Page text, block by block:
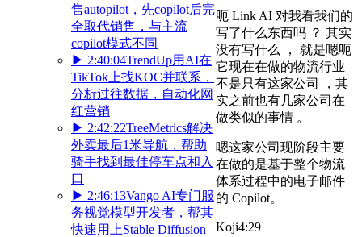
售autopilot，先copilot后完
全取代销售，与主流
copilot模式不同
▶ 2:40:04TrendUp用AI在
TikTok上找KOC并联系，
分析过往数据，自动化网
红营销
▶ 2:42:22TreeMetrics解决
外卖最后1米导航，帮助
骑手找到最佳停车点和入
口
▶ 2:46:13Vango AI专门服
务视觉模型开发者，帮其
快速用上Stable Diffusion
呃 Link AI 对我看我们的
写了什么东西吗 ？ 其实
没有写什么 ， 就是嗯呃
它现在在做的物流行业
不是只有这家公司 ，其
实之前也有几家公司在
做类似的事情 。
嗯这家公司现阶段主要
在做的是基于整个物流
体系过程中的电子邮件
的 Copilot。
Koji4:29